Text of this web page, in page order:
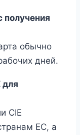
получения
обычно
дней.
для
CIE
ЕС, а